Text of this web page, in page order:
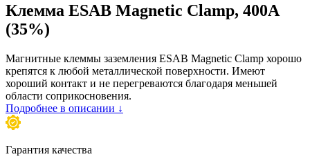
Клемма ESAB Magnetic Clamp, 400A
(35%)
Магнитные клеммы заземления ESAB Magnetic Clamp хорошо
крепятся к любой металлической поверхности. Имеют
хороший контакт и не перегреваются благодаря меньшей
области соприкосновения.
Подробнее в описании ↓
Гарантия качества